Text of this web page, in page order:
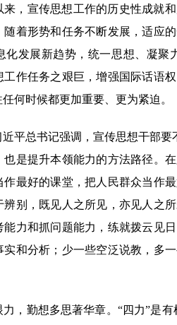
宣传思想工作的历史性成就和
着形势和任务不断发展，适应
化发展新趋势，统一思想、凝
工作任务之艰巨，增强国际话语
何时候都更加重要、更为紧迫。
总书记强调，宣传思想干部要
是提升本领能力的方法路径。
作最好的课堂，把人民群众当作
辨别，既见人之所见，亦见人之
力和抓问题能力，练就拨云见
和分析；少一些空泛说教，多
勤想多思著华章。“四力”是有